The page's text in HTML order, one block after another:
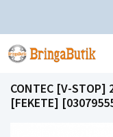
CONTEC [V-STOP]
[FEKETE]